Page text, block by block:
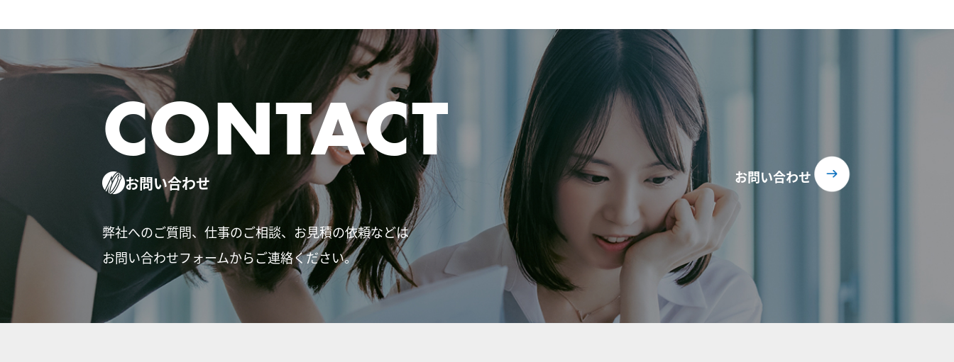
CONTACT
お問い合わせ
弊社へのご質問、仕事のご相談、お見積の依頼などは
お問い合わせフォームからご連絡ください。
お問い合わせ